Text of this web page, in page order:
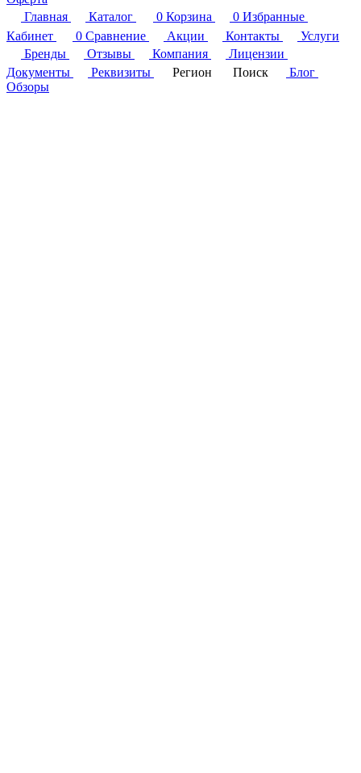
Главная
Каталог 0 Корзина 0 Избранные
Кабинет
0 Сравнение Акции Контакты
Услуги
Бренды
Отзывы Компания
Лицензии
Документы
Реквизиты Регион Поиск
Блог
Обзоры